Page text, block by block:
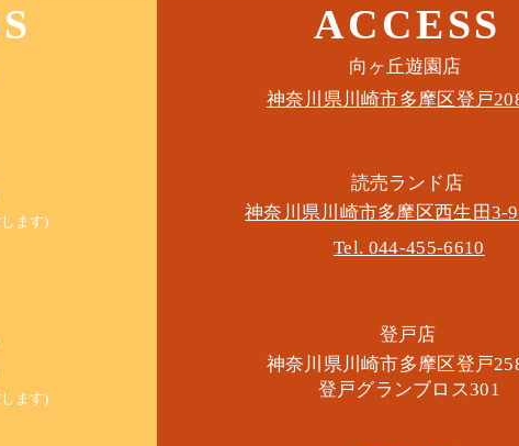
このイベントをシ
ます)
ます)
ACCESS
​向ヶ丘遊園店
神奈川県川崎市多摩区​登戸
​読売ランド店
神奈川県川崎市多摩区​西生田3-
Tel. 044-455-6610
​登戸店
神奈川県川崎市多摩区​登戸
​登戸グランブロス301